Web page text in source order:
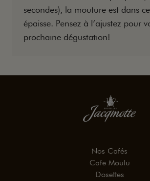
secondes), la mouture est dans
épaisse. Pensez à l’ajustez pour
prochaine dégustation!
Nos Cafés
Cafe Moulu
Dosettes